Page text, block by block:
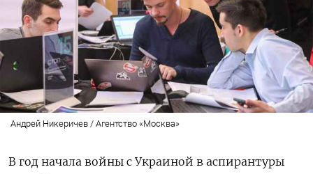
Андрей Никеричев / Агентство «Москва»
В год начала войны с Украиной в аспирантуры